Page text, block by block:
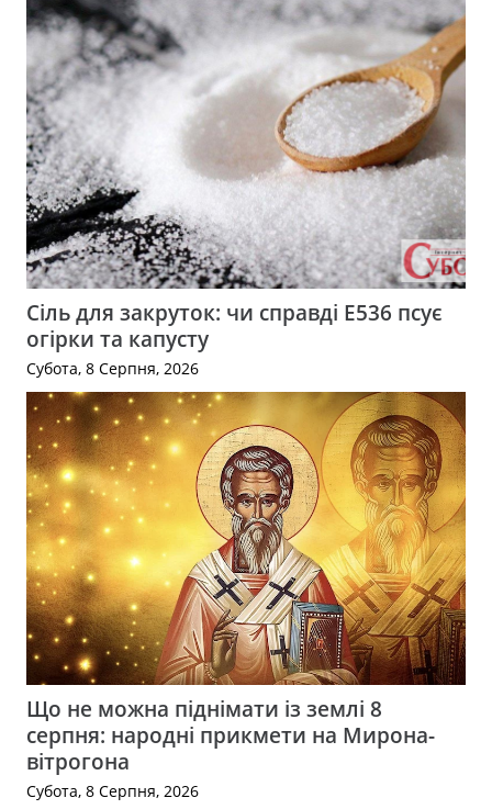
Сіль для закруток: чи справді Е536 псує
огірки та капусту
Субота, 8 Серпня, 2026
Що не можна піднімати із землі 8
серпня: народні прикмети на Мирона-
вітрогона
Субота, 8 Серпня, 2026